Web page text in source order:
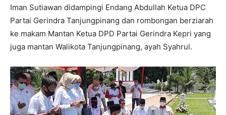
Iman Sutiawan didampingi Endang Abdullah Ketua DPC
Partai Gerindra Tanjungpinang dan rombongan berziarah
ke makam Mantan Ketua DPD Partai Gerindra Kepri yang
juga mantan Walikota Tanjungpinang, ayah Syahrul.